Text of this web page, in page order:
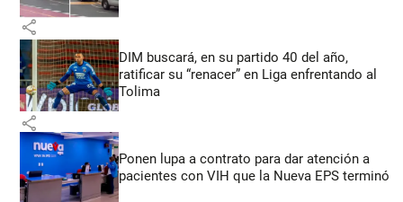
share
DIM buscará, en su partido 40 del año,
ratificar su “renacer” en Liga enfrentando al
Tolima
share
Ponen lupa a contrato para dar atención a
pacientes con VIH que la Nueva EPS terminó